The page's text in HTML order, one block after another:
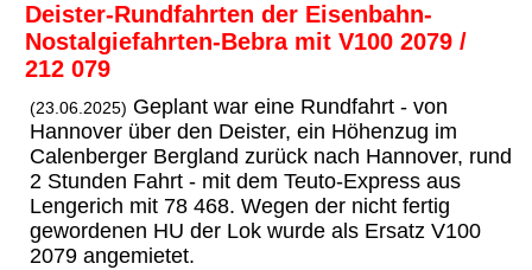
Deister-Rundfahrten der Eisenbahn-
Nostalgiefahrten-Bebra mit V100 2079 /
212 079
(23.06.2025) Geplant war eine Rundfahrt - von
Hannover über den Deister, ein Höhenzug im
Calenberger Bergland zurück nach Hannover, rund
2 Stunden Fahrt - mit dem Teuto-Express aus
Lengerich mit 78 468. Wegen der nicht fertig
gewordenen HU der Lok wurde als Ersatz V100
2079 angemietet.